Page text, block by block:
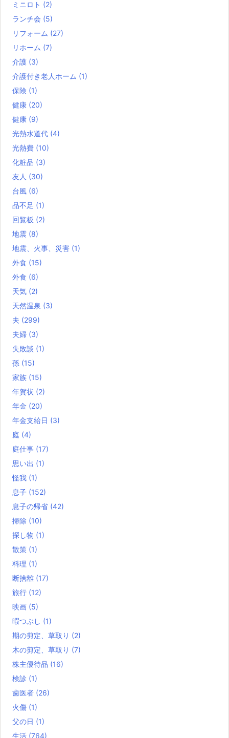
ミニロト (2)
ランチ会 (5)
リフォーム (27)
リホーム (7)
介護 (3)
介護付き老人ホーム (1)
保険 (1)
健康 (20)
健康 (9)
光熱水道代 (4)
光熱費 (10)
化粧品 (3)
友人 (30)
台風 (6)
品不足 (1)
回覧板 (2)
地震 (8)
地震、火事、災害 (1)
外食 (15)
外食 (6)
天気 (2)
天然温泉 (3)
夫 (299)
夫婦 (3)
失敗談 (1)
孫 (15)
家族 (15)
年賀状 (2)
年金 (20)
年金支給日 (3)
庭 (4)
庭仕事 (17)
思い出 (1)
怪我 (1)
息子 (152)
息子の帰省 (42)
掃除 (10)
探し物 (1)
散策 (1)
料理 (1)
断捨離 (17)
旅行 (12)
映画 (5)
暇つぶし (1)
期の剪定、草取り (2)
木の剪定、草取り (7)
株主優待品 (16)
検診 (1)
歯医者 (26)
火傷 (1)
父の日 (1)
生活 (764)